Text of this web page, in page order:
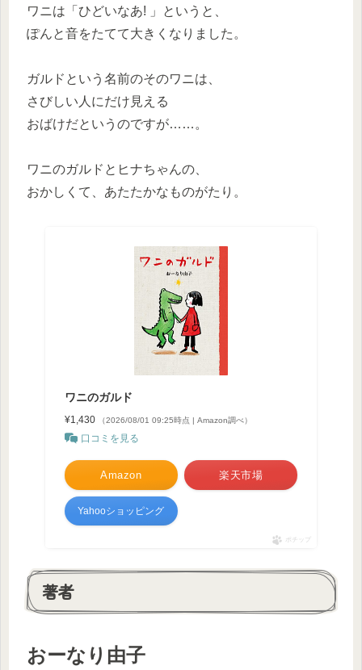
ワニは「ひどいなあ! 」というと、
ぽんと音をたてて大きくなりました。
ガルドという名前のそのワニは、
さびしい人にだけ見える
おばけだというのですが……。
ワニのガルドとヒナちゃんの、
おかしくて、あたたかなものがたり。
ワニのガルド
¥1,430 （2026/08/01 09:25時点 | Amazon調べ）
口コミを見る
Amazon 楽天市場
Yahooショッピング
ポチップ
著者
おーなり由子